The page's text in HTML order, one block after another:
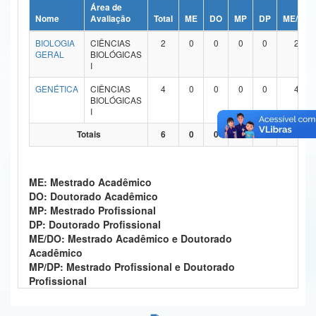
Ministério da Ciência, Tecnologia, Inovações e Comunicações
Ministério do Meio Ambiente
Ministério do Desenvolvimento Regional
Controladoria-Geral da União
Secretaria-Geral
Secretaria de Governo
Gabinete de Segurança Institucional
Advocacia-Geral da União
Nome
Área de
Avaliação
Total ME DO MP DP
ME/DO
BIOLOGIA
GERAL
CIÊNCIAS
BIOLÓGICAS
I
2 0 0 0 0 2
GENÉTICA
CIÊNCIAS
BIOLÓGICAS
I
4 0 0 0 0 4
Totais 6 0 0 0 0
ME: Mestrado Acadêmico
DO: Doutorado Acadêmico
MP: Mestrado Profissional
DP: Doutorado Profissional
ME/DO: Mestrado Acadêmico e Doutorado
Acadêmico
MP/DP: Mestrado Profissional e Doutorado
Profissional